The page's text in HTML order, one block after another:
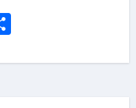
Отправить